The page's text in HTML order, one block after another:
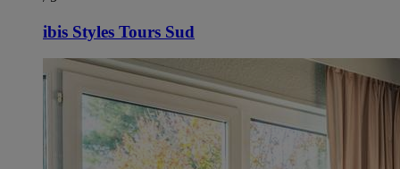
ibis Styles Tours Sud